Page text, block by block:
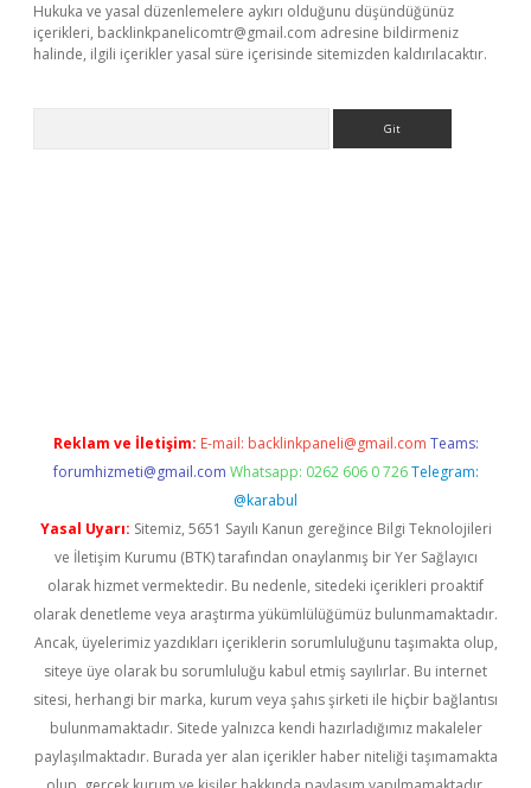
Hukuka ve yasal düzenlemelere aykırı olduğunu düşündüğünüz
içerikleri, backlinkpanelicomtr@gmail.com adresine bildirmeniz
halinde, ilgili içerikler yasal süre içerisinde sitemizden kaldırılacaktır.
Reklam ve İletişim: E-mail: backlinkpaneli@gmail.com Teams:
forumhizmeti@gmail.com Whatsapp: 0262 606 0 726 Telegram:
@karabul
Yasal Uyarı: Sitemiz, 5651 Sayılı Kanun gereğince Bilgi Teknolojileri
ve İletişim Kurumu (BTK) tarafından onaylanmış bir Yer Sağlayıcı
olarak hizmet vermektedir. Bu nedenle, sitedeki içerikleri proaktif
olarak denetleme veya araştırma yükümlülüğümüz bulunmamaktadır.
Ancak, üyelerimiz yazdıkları içeriklerin sorumluluğunu taşımakta olup,
siteye üye olarak bu sorumluluğu kabul etmiş sayılırlar. Bu internet
sitesi, herhangi bir marka, kurum veya şahıs şirketi ile hiçbir bağlantısı
bulunmamaktadır. Sitede yalnızca kendi hazırladığımız makaleler
paylaşılmaktadır. Burada yer alan içerikler haber niteliği taşımamakta